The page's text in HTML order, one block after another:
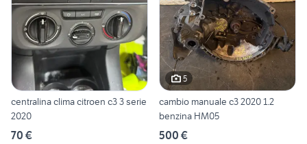
centralina clima citroen c3 3 serie
2020
70 €
5
cambio manuale c3 2020 1.2
benzina HM05
500 €